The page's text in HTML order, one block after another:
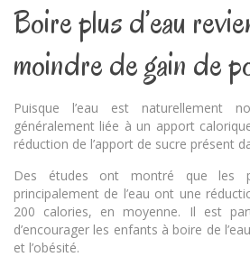
Boire plus d’eau
moindre de gain de
Puisque l’eau est naturellement
généralement liée à un apport
réduction de l’apport de sucre présent
Des études ont montré que les
principalement de l’eau ont une
200 calories, en moyenne. Il est
d’encourager les enfants à boire de
et l’obésité.